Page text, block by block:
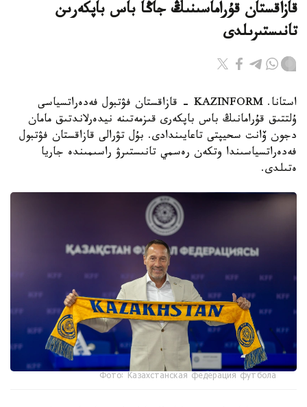
قازاقستان قۇراماسىنىڭ جاڭا باس باپكەرىن
تانىستىرىلدى
استانا. KAZINFORM - قازاقستان فۋتبول فەدەراتسياسى
ۇلتتىق قۇرامانىڭ باس باپكەرى قىزمەتىنە نيدەرلاندتىق مامان
دجون ۆانت سحيپتى تاعايىندادى. بۇل تۋرالى قازاقستان فۋتبول
فەدەراتسياسىندا وتكەن رەسمي تانىستىرۋ راسىمىندە جاريا
ەتىلدى.
Фото: Казахстанская федерация футбола